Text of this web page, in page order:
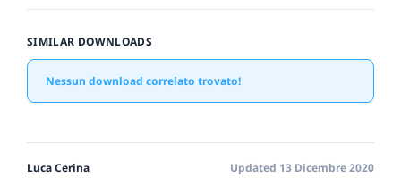
SIMILAR DOWNLOADS
Nessun download correlato trovato!
Luca Cerina Updated 13 Dicembre 2020